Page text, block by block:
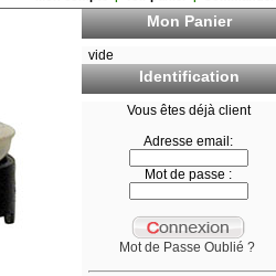
Mon Panier
vide
Identification
Vous êtes déjà client
Adresse email:
Mot de passe :
Mot de Passe Oublié ?